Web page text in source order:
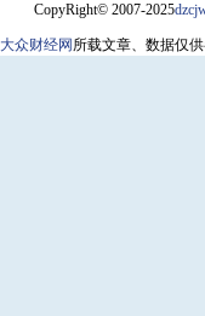
CopyRight© 2007-2025
大众财经网 所载文章、数据仅